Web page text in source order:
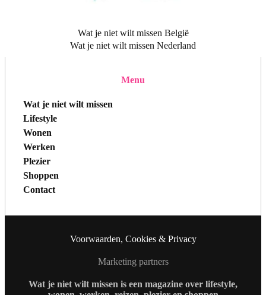
Wat je niet wilt missen België
Wat je niet wilt missen Nederland
Menu
Wat je niet wilt missen
Lifestyle
Wonen
Werken
Plezier
Shoppen
Contact
Voorwaarden, Cookies & Privacy
Marketing partners
Wat je niet wilt missen is een magazine over lifestyle,